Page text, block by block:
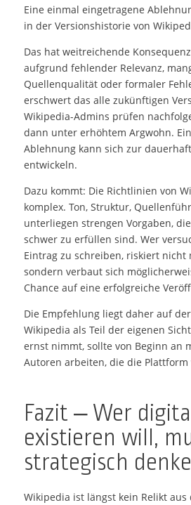
Eine einmal eingetragene
in der Versionshistorie von
Das hat weitreichende
aufgrund fehlender Relevanz,
Quellenqualität oder formaler
erschwert das alle zukünftigen
Wikipedia-Admins prüfen
dann unter erhöhtem Argwohn.
Ablehnung kann sich zur
entwickeln.
Dazu kommt: Die Richtlinien von
komplex. Ton, Struktur,
unterliegen strengen Vorgaben,
schwer zu erfüllen sind. Wer
Eintrag zu schreiben, riskiert nicht
sondern verbaut sich
Chance auf eine erfolgreiche
Die Empfehlung liegt daher auf
Wikipedia als Teil der eigenen
ernst nimmt, sollte von Beginn an
Autoren arbeiten, die die
Fazit – Wer digital
existieren will,
strategisch
Wikipedia ist längst kein Relikt aus